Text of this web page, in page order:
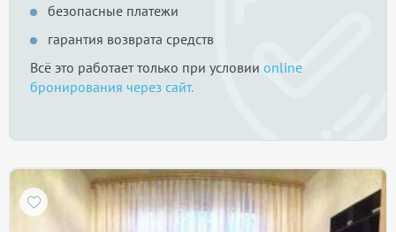
безопасные платежи
гарантия возврата средств
Всё это работает только при условии online
бронирования через сайт.